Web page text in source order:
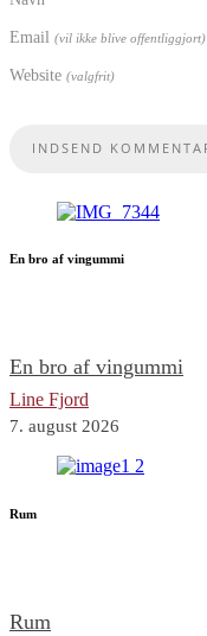
Email (vil ikke blive offentliggjort)
Website (valgfrit)
En bro af vingummi
En bro af vingummi
Line Fjord
7. august 2026
Rum
Rum